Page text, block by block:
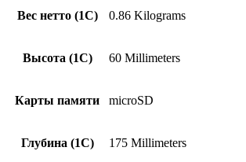
Вес нетто (1С) 0.86 Kilograms
Высота (1С) 60 Millimeters
Карты памяти microSD
Глубина (1С) 175 Millimeters